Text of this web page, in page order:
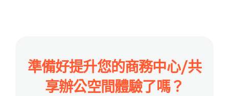
準備好提升您的商務中心/共
享辦公空間體驗了嗎？